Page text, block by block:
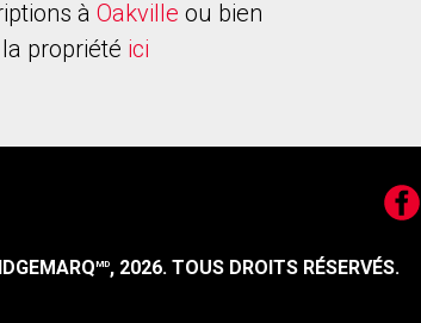
à Oakville ou bien
propriété ici
MD, 2026. TOUS DROITS RÉSERVÉS.